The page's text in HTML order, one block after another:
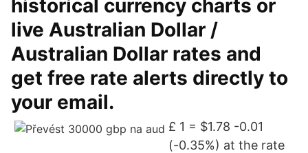
historical currency charts or
live Australian Dollar /
Australian Dollar rates and
get free rate alerts directly to
your email.
£ 1 = $1.78 -0.01
(-0.35%) at the rate